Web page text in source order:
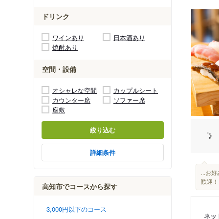
ドリンク
ワインあり
日本酒あり
焼酎あり
空間・設備
オシャレな空間
カップルシート
カウンター席
ソファー席
座敷
絞り込む
詳細条件
高知市でコースから探す
3,000円以下のコース
...お
歓迎
ネッ